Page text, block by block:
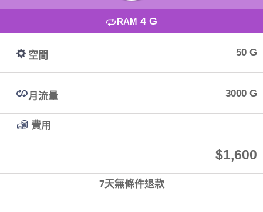
RAM 4 G
空間 50 G
月流量 3000 G
費用
$1,600
7天無條件退款